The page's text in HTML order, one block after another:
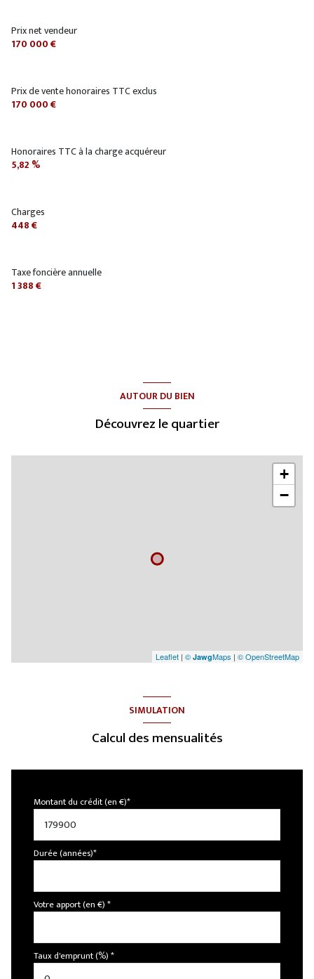
Prix net vendeur
170 000 €
Prix de vente honoraires TTC exclus
170 000 €
Honoraires TTC à la charge acquéreur
5,82 %
Charges
448 €
Taxe foncière annuelle
1 388 €
AUTOUR DU BIEN
Découvrez le quartier
+
−
Leaflet | © JawgMaps | © OpenStreetMap
SIMULATION
Calcul des mensualités
Montant du crédit (en €)*
Durée (années)*
Votre apport (en €) *
Taux d'emprunt (%) *